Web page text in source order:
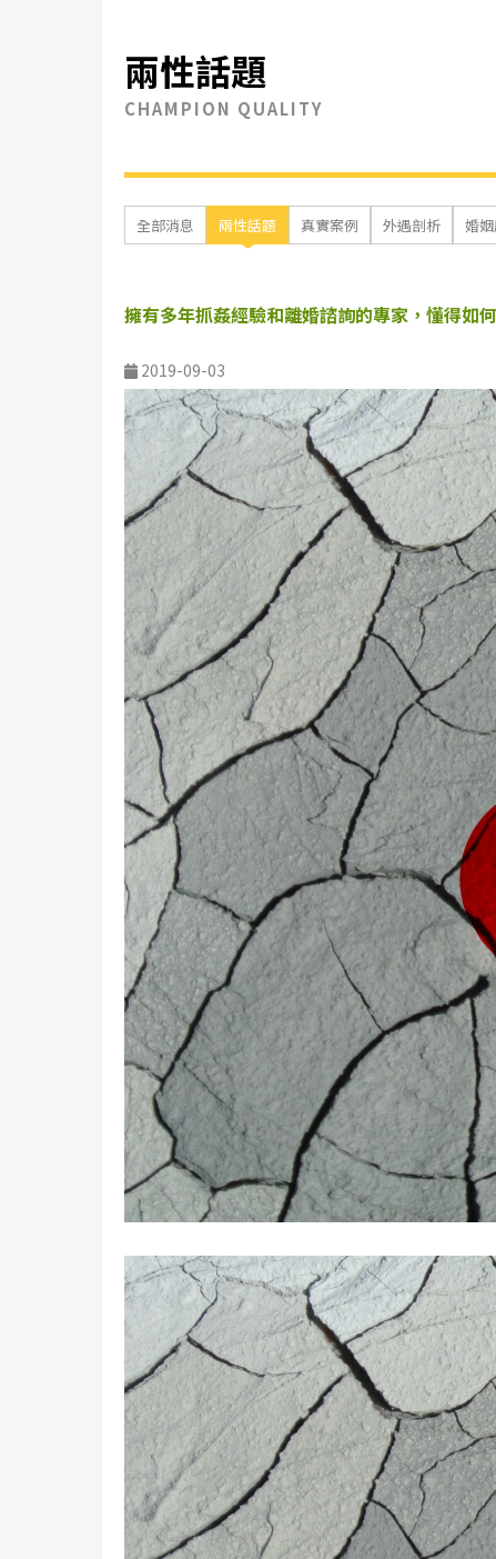
兩性話題
CHAMPION QUALITY
全部消息 兩性話題 真實案例 外遇剖析 婚
擁有多年抓姦經驗和離婚諮詢的專家，懂得如
2019-09-03